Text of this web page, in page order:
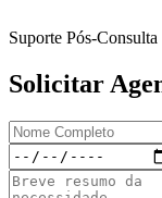
Suporte Pós-Consulta
Solicitar